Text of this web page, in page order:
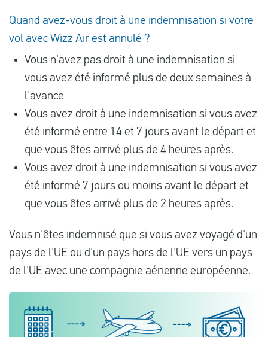
Quand avez-vous droit à une indemnisation si votre
vol avec Wizz Air est annulé ?
Vous n'avez pas droit à une indemnisation si
vous avez été informé plus de deux semaines à
l'avance
Vous avez droit à une indemnisation si vous avez
été informé entre 14 et 7 jours avant le départ et
que vous êtes arrivé plus de 4 heures après.
Vous avez droit à une indemnisation si vous avez
été informé 7 jours ou moins avant le départ et
que vous êtes arrivé plus de 2 heures après.
Vous n'êtes indemnisé que si vous avez voyagé d'un
pays de l'UE ou d'un pays hors de l'UE vers un pays
de l'UE avec une compagnie aérienne européenne.